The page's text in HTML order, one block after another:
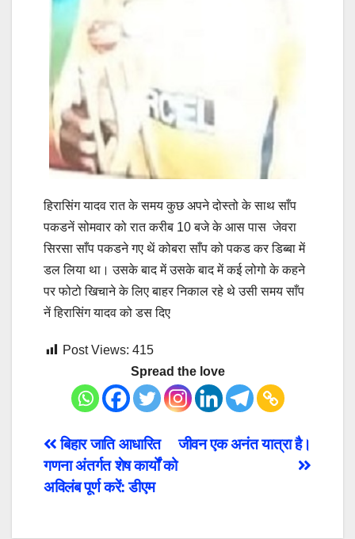
हिरासिंग यादव रात के समय कुछ अपने दोस्तो के साथ साँप
पकडनें सोमवार को रात करीब 10 बजे के आस पास जेवरा
सिरसा साँप पकडने गए थें कोबरा साँप को पकड कर डिब्बा में
डल लिया था। उसके बाद में उसके बाद में कई लोगो के कहने
पर फोटो खिचाने के लिए बाहर निकाल रहे थे उसी समय साँप
नें हिरासिंग यादव को डस दिए
Post Views: 415
Spread the love
Post
navigation
जीवन एक अनंत यात्रा है।
बिहार जाति आधारित
गणना अंतर्गत शेष कार्यों को
अविलंब पूर्ण करें: डीएम